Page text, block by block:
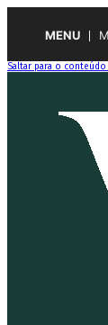
MENU
Saltar para o